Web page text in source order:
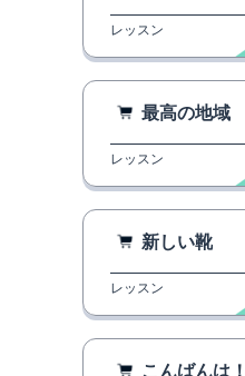
レッスン
最高の地域
レッスン
新しい靴
レッスン
こんばんは！